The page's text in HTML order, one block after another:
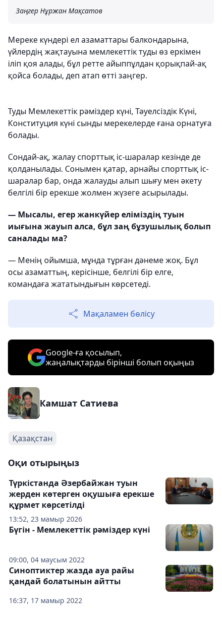
Заңгер Нұржан Мақсатов
Мереке күндері ел азаматтары балкондарына,
үйлердің жақтауына мемлекеттік туды өз еркімен
іліп қоя алады, бұл ретте айыппұлдан қорықпай-ақ
қойса болады, деп атап өтті заңгер.
Туды Мемлекеттік рәміздер күні, Тәуелсіздік Күні,
Конституция күні сынды мерекелерде ғана орнатуға
болады.
Сондай-ақ, жалау спорттық іс-шаралар кезінде де
қолданылады. Сонымен қатар, арнайы спорттық іс-
шаралар бар, онда жалауды алып шығу мен әкету
белгілі бір ерекше жолмен жүзеге асырылады.
— Мысалы, егер жанкүйер еліміздің туын
иығына жауып алса, бұл заң бұзушылық болып
саналады ма?
— Менің ойымша, мұнда тұрған дәнеме жоқ. Бұл
осы азаматтың, керісінше, белгілі бір елге,
командаға жататындығын көрсетеді.
Мақаламен бөлісу
Google-ға қосылып,
жаңалықтарды бірінші болып оқыңыз
Камшат Сатиева
Қазақстан
Оқи отырыңыз
13:52, 23 мамыр 2026
Түркістанда Әзербайжан туын
жерден көтерген оқушыға ерекше
құрмет көрсетілді
09:00, 04 маусым 2022
Бүгін - Мемлекеттік рәміздер күні
16:37, 17 мамыр 2022
Синоптиктер жазда ауа райы
қандай болатынын айтты